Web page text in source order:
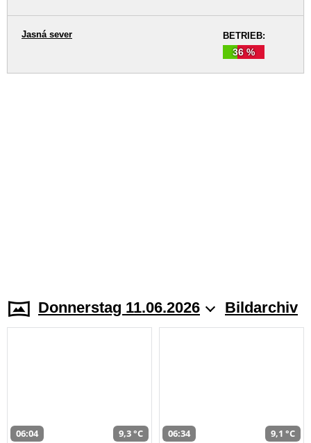
BETRIEB:
36 %
Jasná sever
Donnerstag 11.06.2026 Bildarchiv
06:04 9,3 °C 06:34 9,1 °C